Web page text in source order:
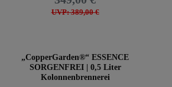
UVP: 389,00 €
„CopperGarden®“ ESSENCE
SORGENFREI | 0,5 Liter
Kolonnenbrennerei